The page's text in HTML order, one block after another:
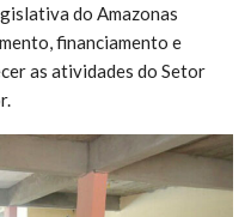
do Amazonas
financiamento e
as atividades do Setor